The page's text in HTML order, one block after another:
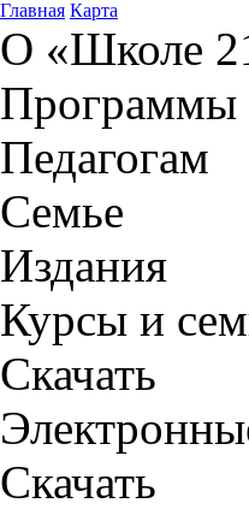
Главная Карта
О «Школе
Программы
Педагогам
Семье
Издания
Курсы и
Скачать
Скачать